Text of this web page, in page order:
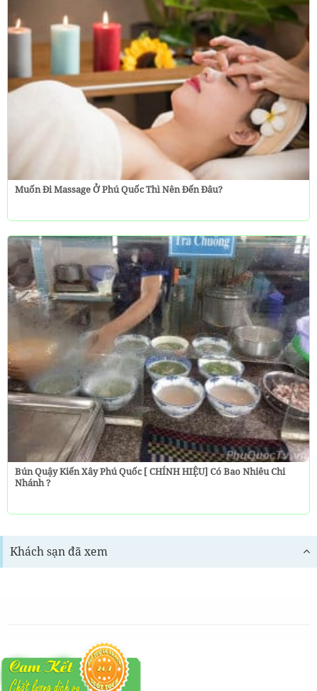
Muốn Đi Massage Ở Phú Quốc Thì Nên Đến Đâu?
Bún Quậy Kiến Xây Phú Quốc [ CHÍNH HIỆU] Có Bao Nhiêu Chi
Nhánh ?
Khách sạn đã xem